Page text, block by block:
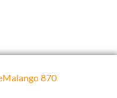
Malango 870